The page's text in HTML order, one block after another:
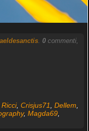
. 0commenti,
, Crisjus71 Dellem
, Magda69,